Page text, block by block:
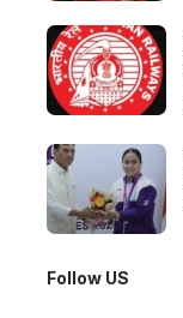
Follow US